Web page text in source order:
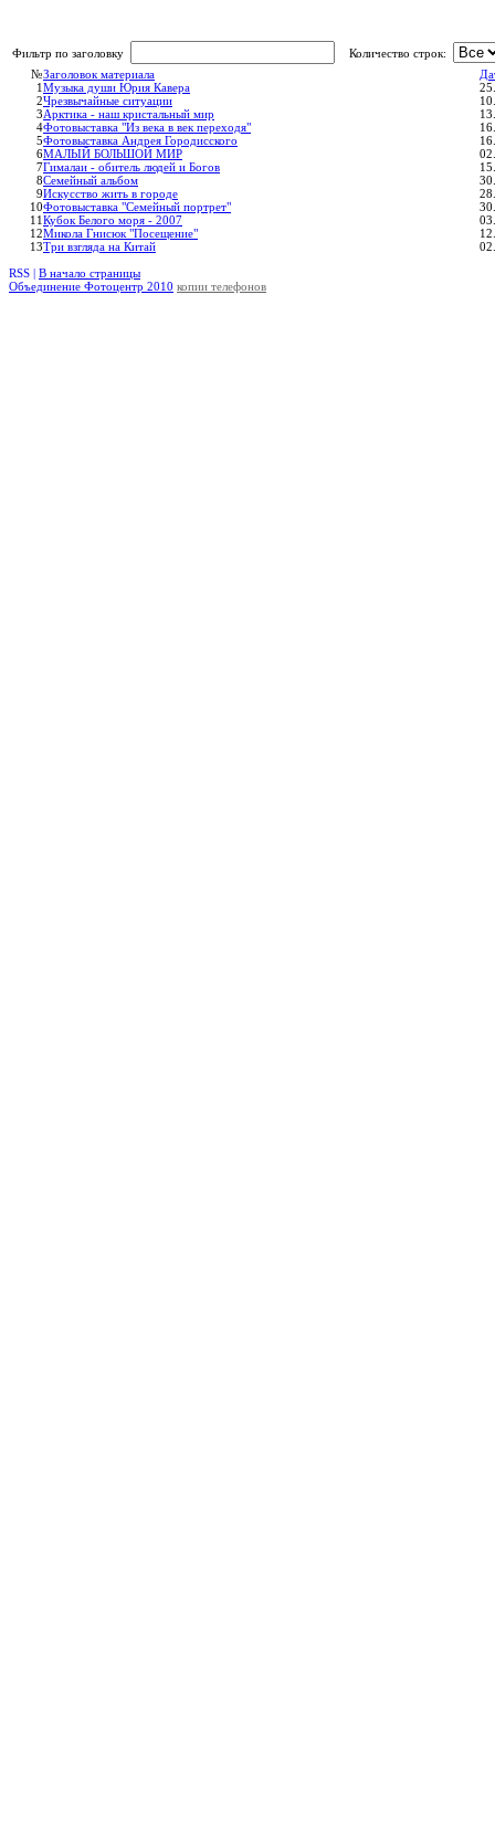
Фильтр по заголовку
Количество строк:
№Заголовок материала
1Музыка души Юрия Кавера
2Чрезвычайные ситуации
3Арктика - наш кристальный мир
4Фотовыставка "Из века в век переходя"
5Фотовыставка Андрея Городисского
6МАЛЫЙ БОЛЬШОЙ МИР
7Гималаи - обитель людей и Богов
8Семейный альбом
9Искусство жить в городе
10Фотовыставка "Семейный портрет"
11Кубок Белого моря - 2007
12Микола Гнисюк "Посещение"
13Три взгляда на Китай
RSS | В начало страницы
Объединение Фотоцентр 2010 копии телефонов